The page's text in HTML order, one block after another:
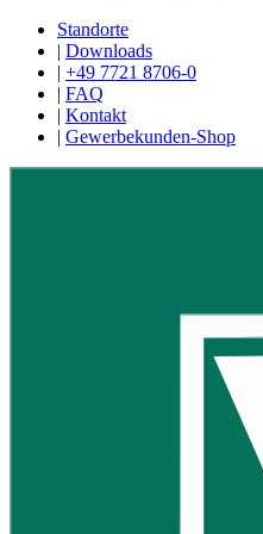
Standorte
| Downloads
| +49 7721 8706-0
| FAQ
| Kontakt
| Gewerbekunden-Shop